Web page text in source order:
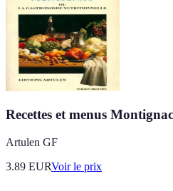
Recettes et menus
Artulen GF
3.89 EURVoir le prix